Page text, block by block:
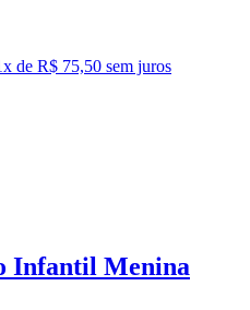
x de R$ 75,50 sem juros
Infantil Menina